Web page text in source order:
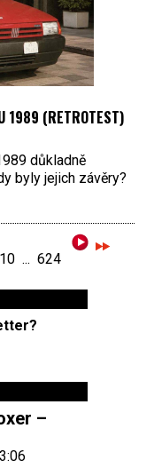
1989 (RETROTEST)
důkladně
byly jejich závěry?
10 ... 624
–